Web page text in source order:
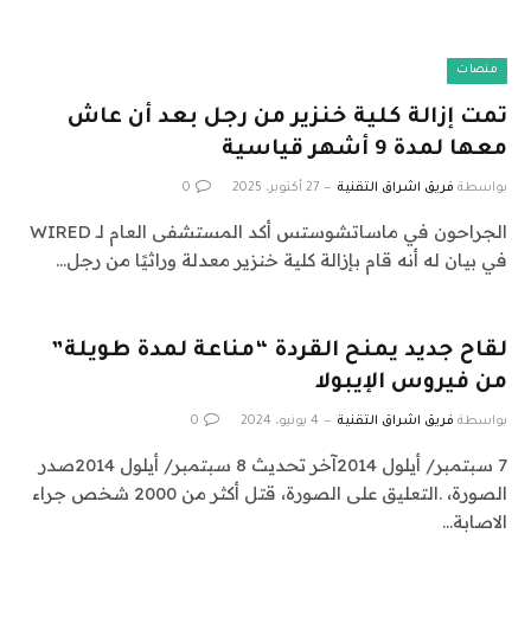
منصات
تمت إزالة كلية خنزير من رجل بعد أن عاش
معها لمدة 9 أشهر قياسية
بواسطة فريق اشراق التقنية 27 أكتوبر، 2025 0
الجراحون في ماساتشوستس أكد المستشفى العام لـ WIRED
في بيان له أنه قام بإزالة كلية خنزير معدلة وراثيًا من رجل…
لقاح جديد يمنح القردة “مناعة لمدة طويلة”
من فيروس الإيبولا
بواسطة فريق اشراق التقنية 4 يونيو، 2024 0
7 سبتمبر/ أيلول 2014آخر تحديث 8 سبتمبر/ أيلول 2014صدر
الصورة، .التعليق على الصورة، قتل أكثر من 2000 شخص جراء
الاصابة…